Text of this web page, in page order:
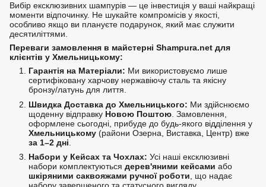
Вибір ексклюзивних шампурів — це інвестиція у ваші найкращі
моменти відпочинку. Не шукайте компромісів у якості,
особливо якщо ви плануєте подарунок, який має служити
десятиліттями.
Переваги замовлення в майстерні Shampura.net для
клієнтів у Хмельницькому:
Гарантія на Матеріали: Ми використовуємо лише
сертифіковану харчову нержавіючу сталь та якісну
бронзу/латунь для лиття.
Швидка Доставка до Хмельницького: Ми здійснюємо
щоденну відправку Новою Поштою . Замовлення,
оформлене сьогодні, прибуде до будь-якого відділення у
Хмельницькому (райони Озерна, Виставка, Центр) вже
за 1–2 дні
Набори у Кейсах та Чохлах: Усі наші ексклюзивні
набори комплектуються дерев'яними кейсами або
шкіряними саквояжами ручної роботи , що надає